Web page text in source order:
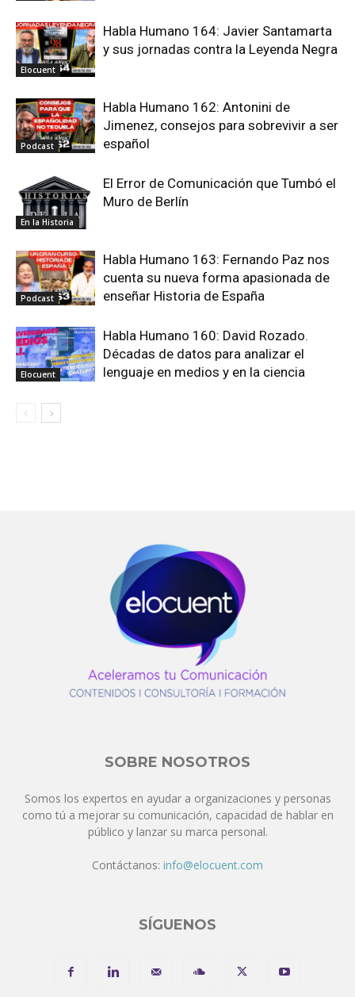
Elocuent
Habla Humano 164: Javier Santamarta
y sus jornadas contra la Leyenda Negra
Podcast
Habla Humano 162: Antonini de
Jimenez, consejos para sobrevivir a ser
español
En la Historia
El Error de Comunicación que Tumbó el
Muro de Berlín
Podcast
Habla Humano 163: Fernando Paz nos
cuenta su nueva forma apasionada de
enseñar Historia de España
Elocuent
Habla Humano 160: David Rozado.
Décadas de datos para analizar el
lenguaje en medios y en la ciencia
SOBRE NOSOTROS
Somos los expertos en ayudar a organizaciones y personas
como tú a mejorar su comunicación, capacidad de hablar en
público y lanzar su marca personal.
Contáctanos: info@elocuent.com
SÍGUENOS